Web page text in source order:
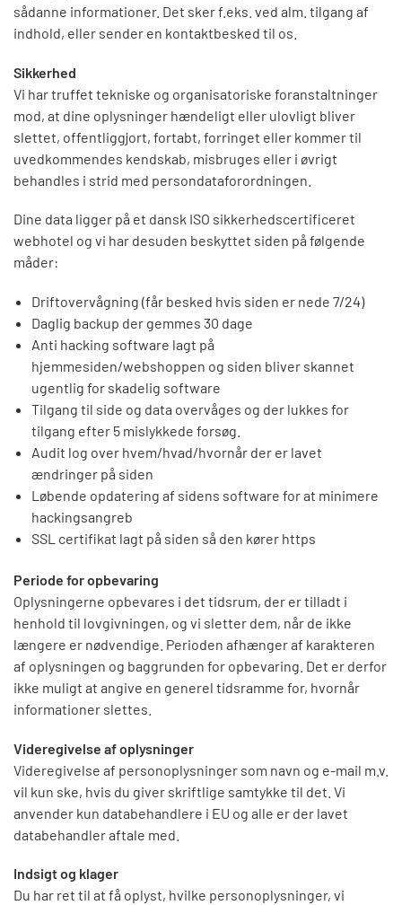
sådanne informationer. Det sker f.eks. ved alm. tilgang af
indhold, eller sender en kontaktbesked til os.
Sikkerhed
Vi har truffet tekniske og organisatoriske foranstaltninger
mod, at dine oplysninger hændeligt eller ulovligt bliver
slettet, offentliggjort, fortabt, forringet eller kommer til
uvedkommendes kendskab, misbruges eller i øvrigt
behandles i strid med persondataforordningen.
Dine data ligger på et dansk ISO sikkerhedscertificeret
webhotel og vi har desuden beskyttet siden på følgende
måder:
Driftovervågning (får besked hvis siden er nede 7/24)
Daglig backup der gemmes 30 dage
Anti hacking software lagt på
hjemmesiden/webshoppen og siden bliver skannet
ugentlig for skadelig software
Tilgang til side og data overvåges og der lukkes for
tilgang efter 5 mislykkede forsøg.
Audit log over hvem/hvad/hvornår der er lavet
ændringer på siden
Løbende opdatering af sidens software for at minimere
hackingsangreb
SSL certifikat lagt på siden så den kører https
Periode for opbevaring
Oplysningerne opbevares i det tidsrum, der er tilladt i
henhold til lovgivningen, og vi sletter dem, når de ikke
længere er nødvendige. Perioden afhænger af karakteren
af oplysningen og baggrunden for opbevaring. Det er derfor
ikke muligt at angive en generel tidsramme for, hvornår
informationer slettes.
Videregivelse af oplysninger
Videregivelse af personoplysninger som navn og e-mail m.v.
vil kun ske, hvis du giver skriftlige samtykke til det. Vi
anvender kun databehandlere i EU og alle er der lavet
databehandler aftale med.
Indsigt og klager
Du har ret til at få oplyst, hvilke personoplysninger, vi